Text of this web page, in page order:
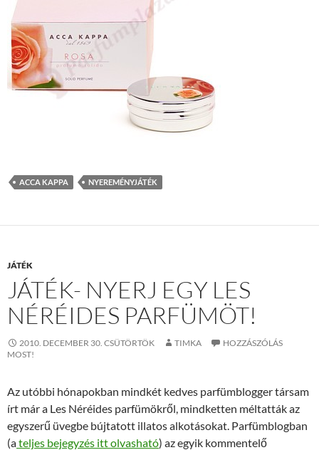
ACCA KAPPA NYEREMÉNYJÁTÉK
JÁTÉK
JÁTÉK- NYERJ EGY LES
NÉRÉIDES PARFÜMÖT!
2010. DECEMBER 30. CSÜTÖRTÖK TIMKA
HOZZÁSZÓLÁS
MOST!
Az utóbbi hónapokban mindkét kedves parfümblogger társam
írt már a Les Néréides parfümökről, mindketten méltatták az
egyszerű üvegbe bújtatott illatos alkotásokat. Parfümblogban
(ateljes bejegyzés itt olvasható) az egyik kommentelő